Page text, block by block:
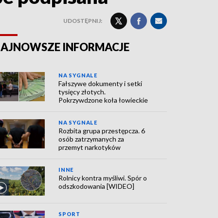
UDOSTĘPNIJ:
INFORMACJE
NA SYGNALE
Fałszywe dokumenty i setki
tysięcy złotych.
Pokrzywdzone koła łowieckie
NA SYGNALE
Rozbita grupa przestępcza. 6
osób zatrzymanych za
przemyt narkotyków
INNE
Rolnicy kontra myśliwi. Spór o
odszkodowania [WIDEO]
SPORT